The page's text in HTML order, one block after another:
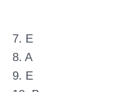
7. E
8. A
9. E